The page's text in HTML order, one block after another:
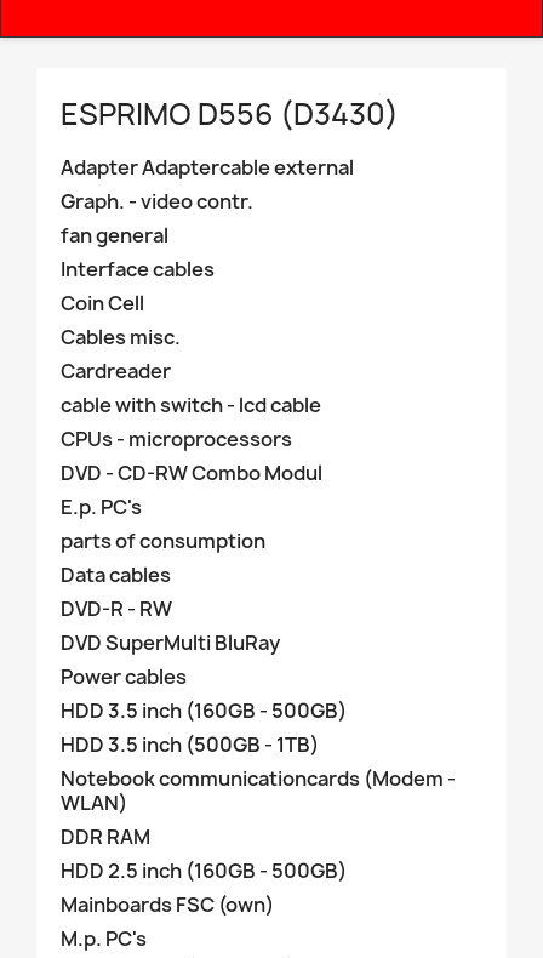
ESPRIMO D556 (D3430)
Adapter Adaptercable external
Graph. - video contr.
fan general
Interface cables
Coin Cell
Cables misc.
Cardreader
cable with switch - lcd cable
CPUs - microprocessors
DVD - CD-RW Combo Modul
E.p. PC's
parts of consumption
Data cables
DVD-R - RW
DVD SuperMulti BluRay
Power cables
HDD 3.5 inch (160GB - 500GB)
HDD 3.5 inch (500GB - 1TB)
Notebook communicationcards (Modem -
WLAN)
DDR RAM
HDD 2.5 inch (160GB - 500GB)
Mainboards FSC (own)
M.p. PC's